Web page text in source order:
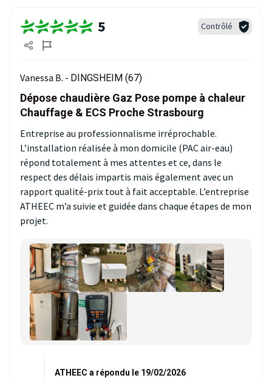
5 Contrôlé
Vanessa B. - DINGSHEIM (67)
Dépose chaudière Gaz Pose pompe à chaleur
Chauffage & ECS Proche Strasbourg
Entreprise au professionnalisme irréprochable.
L’installation réalisée à mon domicile (PAC air-eau)
répond totalement à mes attentes et ce, dans le
respect des délais impartis mais également avec un
rapport qualité-prix tout à fait acceptable. L’entreprise
ATHEEC m’a suivie et guidée dans chaque étapes de mon
projet.
ATHEEC a répondu le 19/02/2026